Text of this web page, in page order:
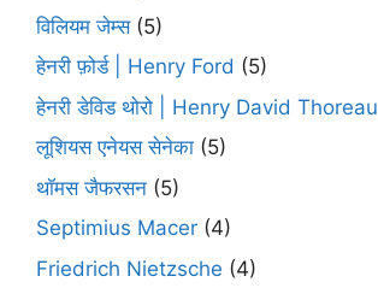
विलियम जेम्स(5)
हेनरी फ़ोर्ड | Henry Ford (5)
हेनरी डेविड थोरो | Henry David Thoreau
लूशियस एनेयस सेनेका (5)
थॉमस जैफरसन (5)
Septimius Macer (4)
Friedrich Nietzsche (4)